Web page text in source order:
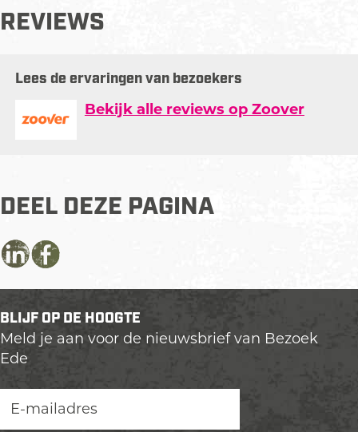
REVIEWS
Lees de ervaringen van bezoekers
Bekijk alle reviews op Zoover
DEEL DEZE PAGINA
D
l
d
e
e
D
l
d
e
l
d
e
BLIJF OP DE HOOGTE
Meld je aan voor de nieuwsbrief van Bezoek
Ede